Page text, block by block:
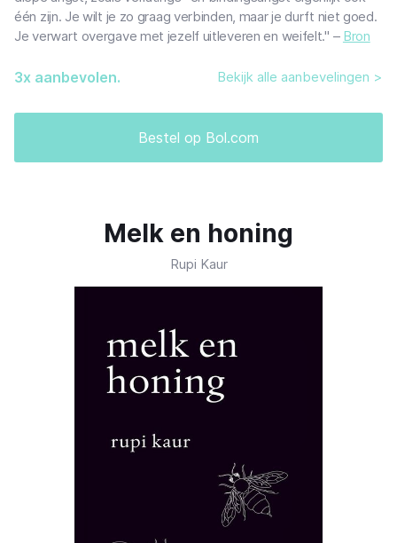
één zijn. Je wilt je zo graag verbinden, maar je durft niet goed.
Je verwart overgave met jezelf uitleveren en weifelt." – Bron
Bestel op Bol.com
3x aanbevolen. Bekijk alle aanbevelingen >
Melk en honing
Rupi Kaur